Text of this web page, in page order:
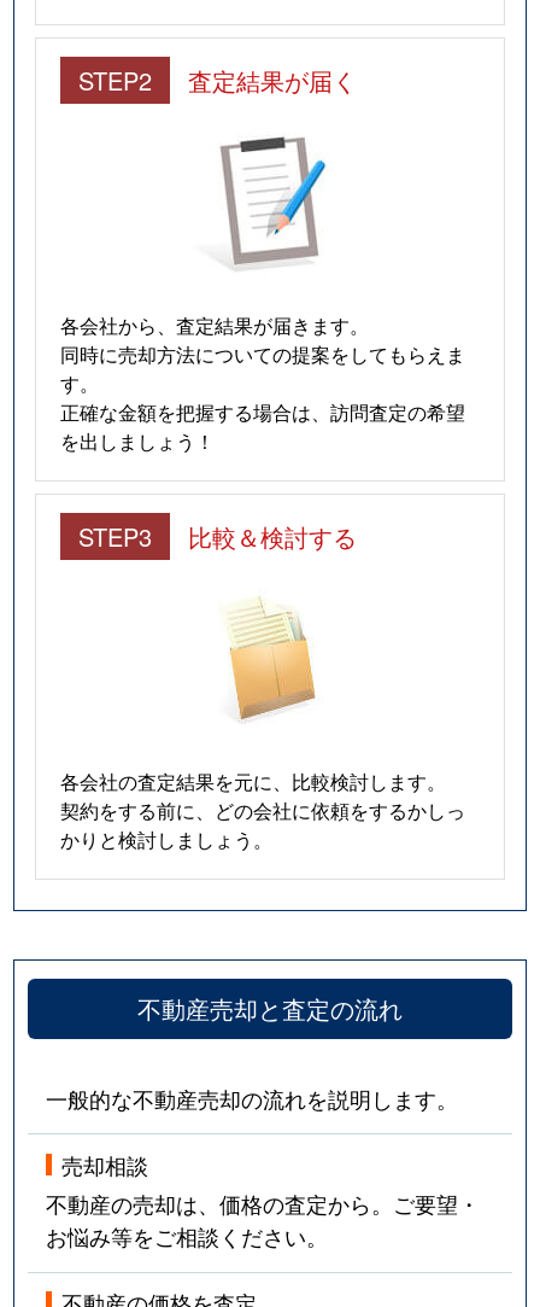
STEP2 査定結果が届く
各会社から、査定結果が届きます。
同時に売却方法についての提案をしてもらえま
す。
正確な金額を把握する場合は、訪問査定の希望
を出しましょう！
STEP3 比較＆検討する
各会社の査定結果を元に、比較検討します。
契約をする前に、どの会社に依頼をするかしっ
かりと検討しましょう。
不動産売却と査定の流れ
一般的な不動産売却の流れを説明します。
売却相談
不動産の売却は、価格の査定から。ご要望・
お悩み等をご相談ください。